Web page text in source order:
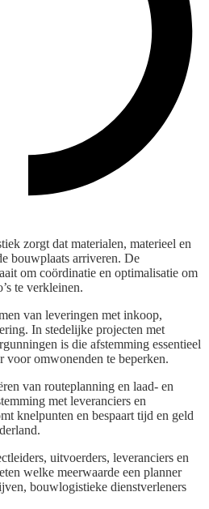
zorgt dat materialen, materieel en
bouwplaats arriveren. De
om coördinatie en optimalisatie om
te verkleinen.
van leveringen met inkoop,
In stedelijke projecten met
is die afstemming essentieel
voor omwonenden te beperken.
van routeplanning en laad- en
met leveranciers en
knelpunten en bespaart tijd en geld
uitvoerders, leveranciers en
welke meerwaarde een planner
bouwlogistieke dienstverleners